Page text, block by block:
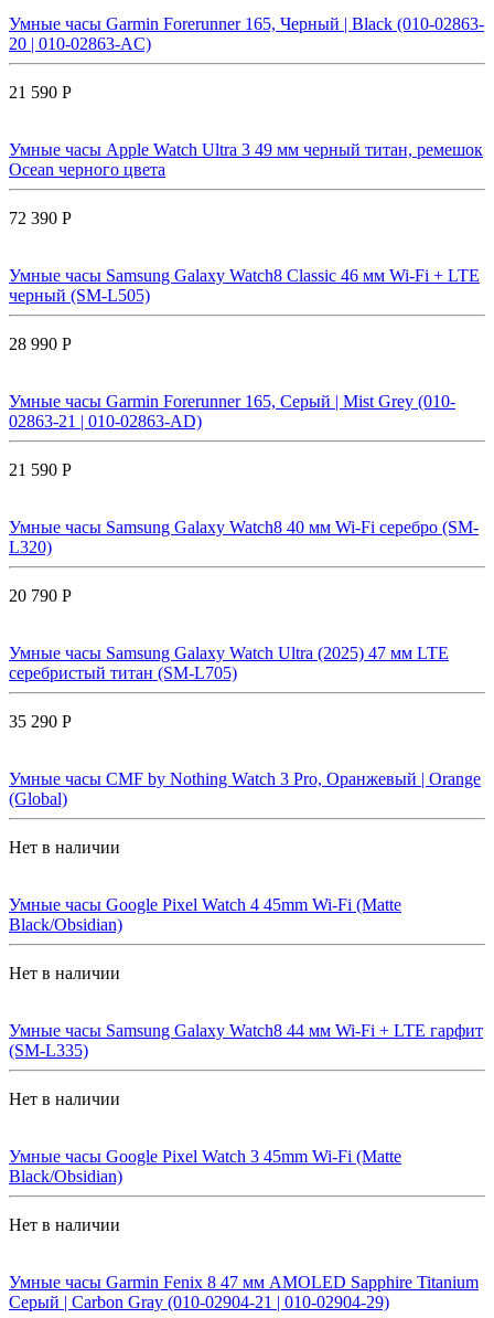
Умные часы Garmin Forerunner 165, Черный | Black (010-02863-
20 | 010-02863-AC)
21 590 Р
Умные часы Apple Watch Ultra 3 49 мм черный титан, ремешок
Ocean черного цвета
72 390 Р
Умные часы Samsung Galaxy Watch8 Classic 46 мм Wi-Fi + LTE
черный (SM-L505)
28 990 Р
Умные часы Garmin Forerunner 165, Серый | Mist Grey (010-
02863-21 | 010-02863-AD)
21 590 Р
Умные часы Samsung Galaxy Watch8 40 мм Wi-Fi серебро (SM-
L320)
20 790 Р
Умные часы Samsung Galaxy Watch Ultra (2025) 47 мм LTE
серебристый титан (SM-L705)
35 290 Р
Умные часы CMF by Nothing Watch 3 Pro, Оранжевый | Orange
(Global)
Нет в наличии
Умные часы Google Pixel Watch 4 45mm Wi-Fi (Matte
Black/Obsidian)
Нет в наличии
Умные часы Samsung Galaxy Watch8 44 мм Wi-Fi + LTE гарфит
(SM-L335)
Нет в наличии
Умные часы Google Pixel Watch 3 45mm Wi-Fi (Matte
Black/Obsidian)
Нет в наличии
Умные часы Garmin Fenix 8 47 мм AMOLED Sapphire Titanium
Серый | Carbon Gray (010-02904-21 | 010-02904-29)